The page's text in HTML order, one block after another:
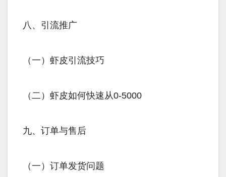
八、引流推广
（一）虾皮引流技巧
（二）虾皮如何快速从0-5000
九、订单与售后
（一）订单发货问题